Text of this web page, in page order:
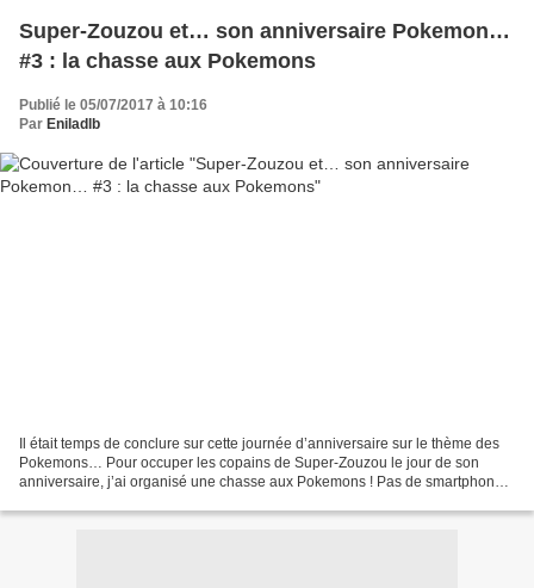
Super-Zouzou et… son anniversaire Pokemon…
#3 : la chasse aux Pokemons
Publié le 05/07/2017 à 10:16
Par Eniladlb
Il était temps de conclure sur cette journée d’anniversaire sur le thème des
Pokemons… Pour occuper les copains de Super-Zouzou le jour de son
anniversaire, j’ai organisé une chasse aux Pokemons ! Pas de smartphones